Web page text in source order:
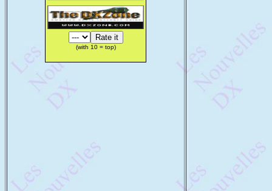
(with 10 = top)